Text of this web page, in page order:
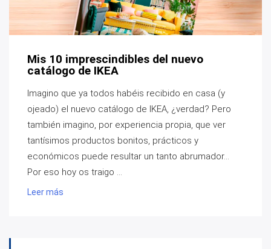
Mis 10 imprescindibles del nuevo
catálogo de IKEA
Imagino que ya todos habéis recibido en casa (y
ojeado) el nuevo catálogo de IKEA, ¿verdad? Pero
también imagino, por experiencia propia, que ver
tantísimos productos bonitos, prácticos y
económicos puede resultar un tanto abrumador...
Por eso hoy os traigo ...
Leer más